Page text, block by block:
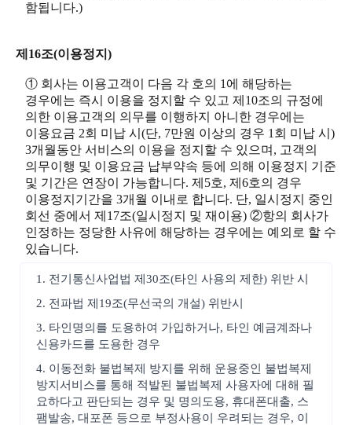
함됩니다.)
제16조(이용정지)
① 회사는 이용고객이 다음 각 호의 1에 해당하는
경우에는 즉시 이용을 정지할 수 있고 제10조의 규정에
의한 이용고객의 의무를 이행하지 아니한 경우에는
이용요금 2회 미납 시(단, 7만원 이상의 경우 1회 미납 시)
3개월동안 서비스의 이용을 정지할 수 있으며, 고객의
의무이행 및 이용요금 납부약속 등에 의해 이용정지 기준
및 기간은 연장이 가능합니다. 제5호, 제6호의 경우
이용정지기간을 3개월 이내로 합니다. 단, 일시정지 중인
회선 중에서 제17조(일시정지 및 재이용) ②항의 회사가
인정하는 정당한 사유에 해당하는 경우에는 예외로 할 수
있습니다.
1. 전기통신사업법 제30조(타인 사용의 제한) 위반 시
2. 전파법 제19조(무선국의 개설) 위반시
3. 타인명의를 도용하여 가입하거나, 타인 예금계좌나
신용카드를 도용한 경우
4. 이동전화 불법복제 방지를 위해 운용중인 불법복제
방지서비스를 통해 적발된 불법복제 사용자에 대해 필
요하다고 판단되는 경우 및 명의도용, 휴대폰대출, 스
팸발송, 대포폰 등으로 부정사용이 우려되는 경우, 이